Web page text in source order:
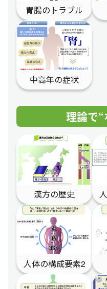
胃腸のトラブル
中高年の症状
理論で“
漢方の歴史
人体の構成要素2